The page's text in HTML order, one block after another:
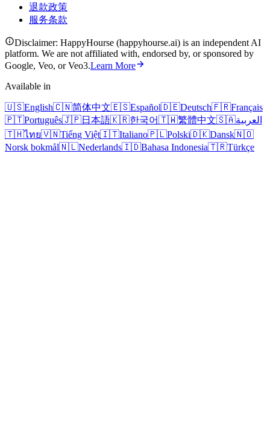
退款政策
服务条款
Disclaimer: HappyHourse (happyhourse.ai) is an independent AI
platform. We are not affiliated with, endorsed by, or sponsored by
Google, Veo, or Veo3.Learn More
Available in
🇺🇸English🇨🇳简体中文🇪🇸Español🇩🇪Deutsch🇫🇷Français
🇵🇹Português🇯🇵日本語🇰🇷한국어🇹🇼繁體中文🇸🇦العربية
🇹🇭ไทย🇻🇳Tiếng Việt🇮🇹Italiano🇵🇱Polski🇩🇰Dansk🇳🇴
Norsk bokmål🇳🇱Nederlands🇮🇩Bahasa Indonesia🇹🇷Türkçe